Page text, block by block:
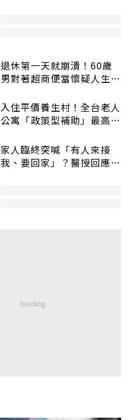
退休第一天就崩潰！60歲
男對著超商便當懷疑人生
入住平價養生村！全台老人
公寓「政策型補助」最高打
家人臨終突喊「有人來接
我、要回家」？醫授回應方